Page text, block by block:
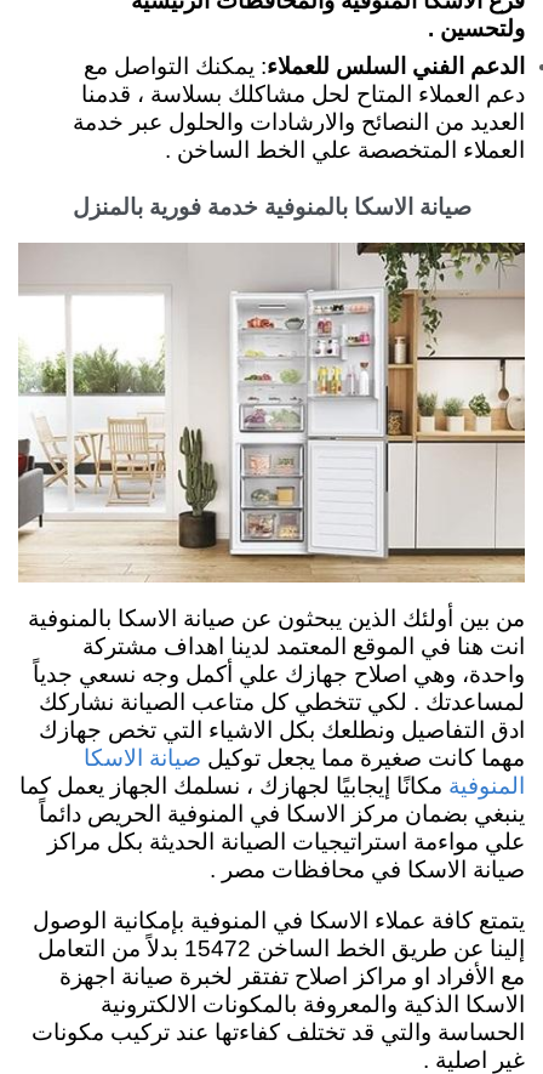
ولتحسين .
الدعم الفني السلس للعملاء: يمكنك التواصل مع
دعم العملاء المتاح لحل مشاكلك بسلاسة ، قدمنا
العديد من النصائح والارشادات والحلول عبر خدمة
العملاء المتخصصة علي الخط الساخن .
صيانة الاسكا بالمنوفية خدمة فورية بالمنزل
من بين أولئك الذين يبحثون عن صيانة الاسكا بالمنوفية
انت هنا في الموقع المعتمد لدينا اهداف مشتركة
واحدة، وهي اصلاح جهازك علي أكمل وجه نسعي جدياً
لمساعدتك . لكي تتخطي كل متاعب الصيانة نشاركك
ادق التفاصيل ونطلعك بكل الاشياء التي تخص جهازك
مهما كانت صغيرة مما يجعل توكيل صيانة الاسكا
المنوفية مكانًا إيجابيًا لجهازك ، نسلمك الجهاز يعمل كما
ينبغي بضمان مركز الاسكا في المنوفية الحريص دائماً
علي مواءمة استراتيجيات الصيانة الحديثة بكل مراكز
صيانة الاسكا في محافظات مصر .
يتمتع كافة عملاء الاسكا في المنوفية بإمكانية الوصول
إلينا عن طريق الخط الساخن 15472 بدلاً من التعامل
مع الأفراد او مراكز اصلاح تفتقر لخبرة صيانة اجهزة
الاسكا الذكية والمعروفة بالمكونات الالكترونية
الحساسة والتي قد تختلف كفاءتها عند تركيب مكونات
غير اصلية .